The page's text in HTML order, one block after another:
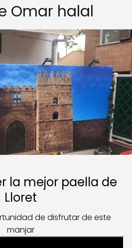
Omar halal
la mejor paella de
Lloret
de disfrutar de este
manjar